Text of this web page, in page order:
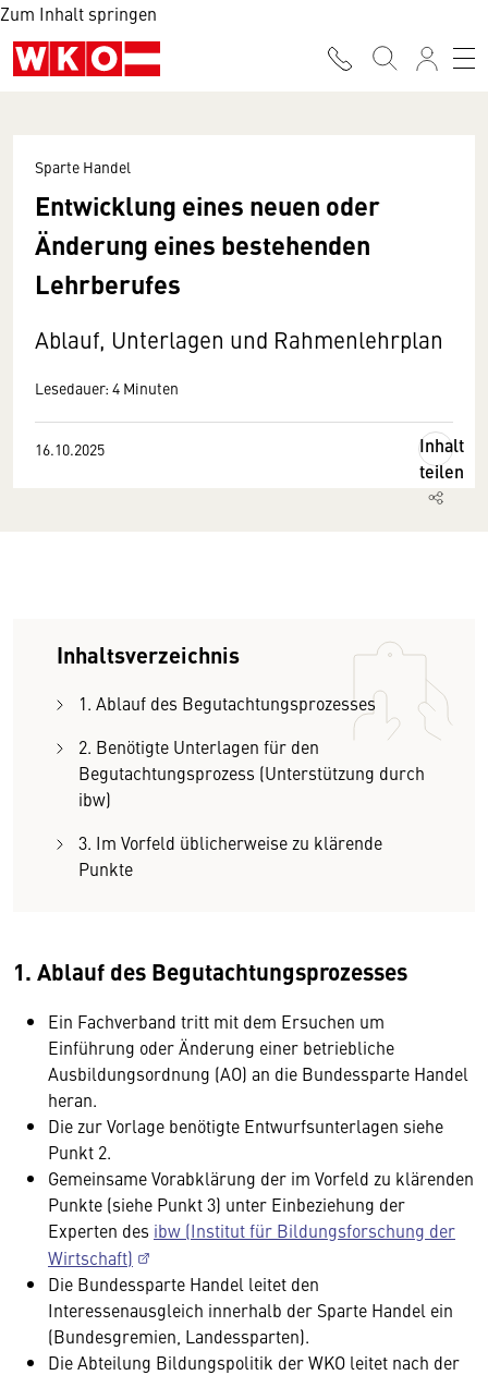
Zum Inhalt springen
Sparte Handel
Entwicklung eines neuen oder
Änderung eines bestehenden
Lehrberufes
Ablauf, Unterlagen und Rahmenlehrplan
Lesedauer: 4 Minuten
16.10.2025
Inhalt
teilen
Inhaltsverzeichnis
1. Ablauf des Begutachtungsprozesses
2. Benötigte Unterlagen für den
Begutachtungsprozess (Unterstützung durch
ibw)
3. Im Vorfeld üblicherweise zu klärende
Punkte
1. Ablauf des Begutachtungsprozesses
Ein Fachverband tritt mit dem Ersuchen um
Einführung oder Änderung einer betriebliche
Ausbildungsordnung (AO) an die Bundessparte Handel
heran.
Die zur Vorlage benötigte Entwurfsunterlagen siehe
Punkt 2.
Gemeinsame Vorabklärung der im Vorfeld zu klärenden
Punkte (siehe Punkt 3) unter Einbeziehung der
Experten des ibw (Institut für Bildungsforschung der
Wirtschaft)
Die Bundessparte Handel leitet den
Interessenausgleich innerhalb der Sparte Handel ein
(Bundesgremien, Landessparten).
Die Abteilung Bildungspolitik der WKO leitet nach der